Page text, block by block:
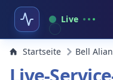
Live
Startseite Bell